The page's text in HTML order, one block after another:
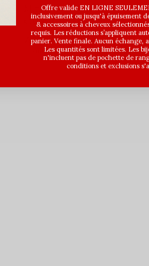
Mini pince à cheveux en
croissant - Rose doré
7,00$CA
Avant les taxes
Offre valide EN LIGNE
inclusivement ou jusqu'à épuisement
& accessoires à cheveux
requis. Les réductions s’appliquent
panier. Vente finale. Aucun échange,
Les quantités sont limitées. Les
n'incluent pas de pochette de
conditions et exclusions